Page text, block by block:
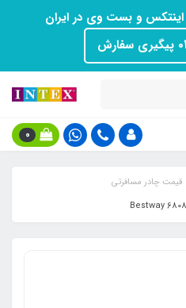
و بست وی در ایران
0
قیمت چادر مسافرتی